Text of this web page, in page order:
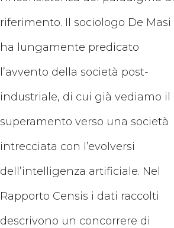
riferimento. Il sociologo De Masi
ha lungamente predicato
l’avvento della società post-
industriale, di cui già vediamo il
superamento verso una società
intrecciata con l’evolversi
dell’intelligenza artificiale. Nel
Rapporto Censis i dati raccolti
descrivono un concorrere di